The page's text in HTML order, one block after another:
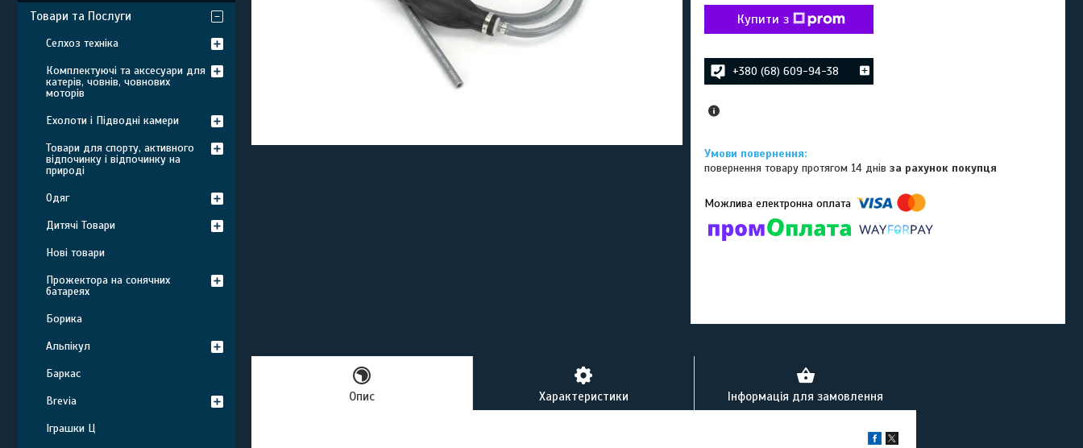
Купити з
+380 (68) 609-94-38
повернення товару протягом 14 днівза рахунок покупця
Опис Характеристики Інформація для замовлення
Товари та Послуги
Селхоз техніка
Комплектуючі та аксесуари для
катерів, човнів, човнових
моторів
Ехолоти і Підводні камери
Товари для спорту, активного
відпочинку і відпочинку на
природі
Одяг
Дитячі Товари
Нові товари
Прожектора на сонячних
батареях
Борика
Альпікул
Баркас
Brevia
Іграшки Ц